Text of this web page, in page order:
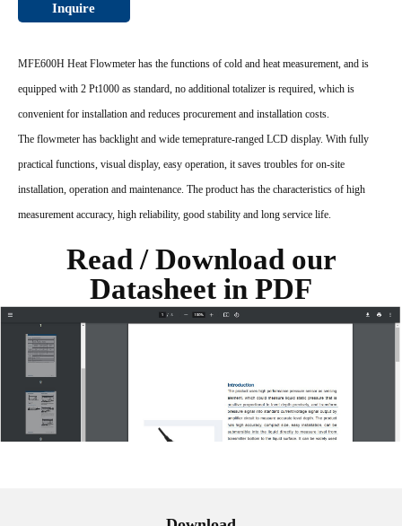
Inquire
MFE600H Heat Flowmeter has the functions of cold and heat measurement, and is
equipped with 2 Pt1000 as standard, no additional totalizer is required, which is
convenient for installation and reduces procurement and installation costs.
The flowmeter has backlight and wide temeprature-ranged LCD display. With fully
practical functions, visual display, easy operation, it saves troubles for on-site
installation, operation and maintenance. The product has the characteristics of high
measurement accuracy, high reliability, good stability and long service life.
Read / Download our
Datasheet in PDF